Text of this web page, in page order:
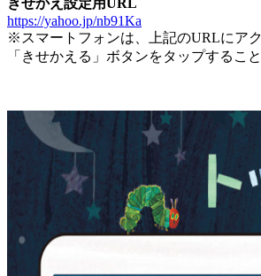
https://yahoo.jp/nb91Ka
※スマートフォンは、上記のURLにア
「きせかえる」ボタンをタップするこ